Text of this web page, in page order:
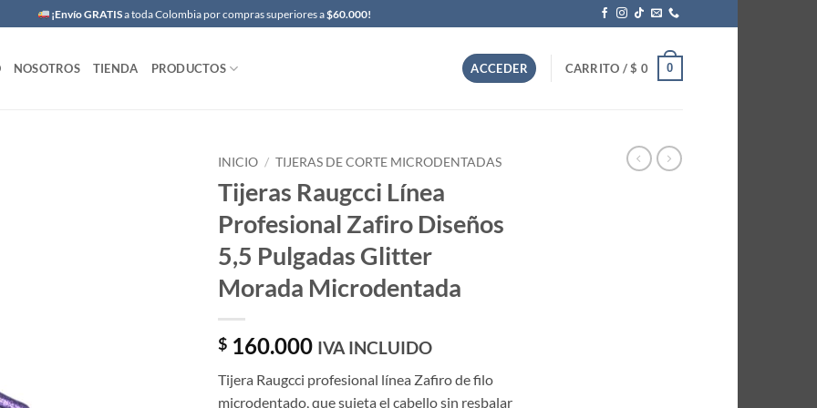
¡Envío GRATISa toda Colombia por compras superiores a$60.000!
NOSOTROS TIENDA PRODUCTOS ACCEDER CARRITO /$ 0 0
INICIO / TIJERAS DE CORTE MICRODENTADAS
Tijeras Raugcci Línea
Profesional Zafiro Diseños
5,5 Pulgadas Glitter
Morada Microdentada
$ 160.000 IVA INCLUIDO
Tijera Raugcci profesional línea Zafiro de filo
microdentado, que sujeta el cabello sin resbalar